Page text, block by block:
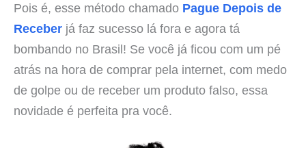
Pois é, esse método chamado Pague Depois de
Receber já faz sucesso lá fora e agora tá
bombando no Brasil! Se você já ficou com um pé
atrás na hora de comprar pela internet, com medo
de golpe ou de receber um produto falso, essa
novidade é perfeita pra você.